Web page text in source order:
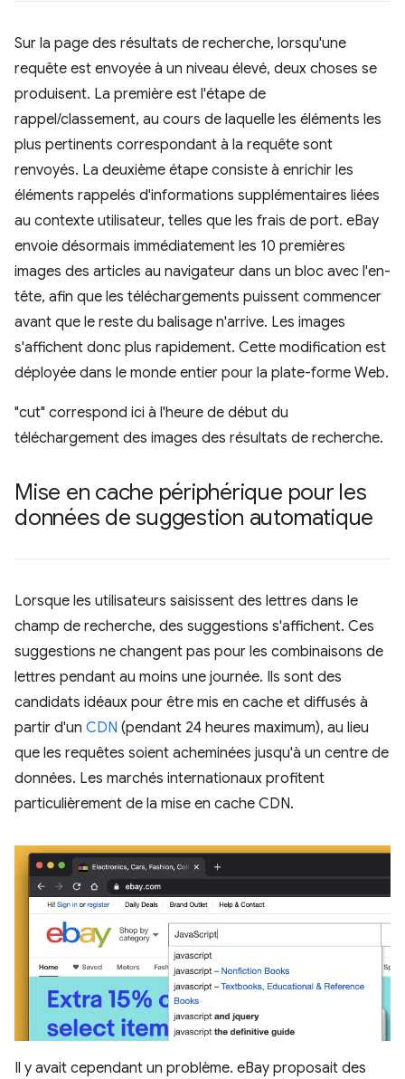
Sur la page des résultats de recherche, lorsqu'une
requête est envoyée à un niveau élevé, deux choses se
produisent. La première est l'étape de
rappel/classement, au cours de laquelle les éléments les
plus pertinents correspondant à la requête sont
renvoyés. La deuxième étape consiste à enrichir les
éléments rappelés d'informations supplémentaires liées
au contexte utilisateur, telles que les frais de port. eBay
envoie désormais immédiatement les 10 premières
images des articles au navigateur dans un bloc avec l'en-
tête, afin que les téléchargements puissent commencer
avant que le reste du balisage n'arrive. Les images
s'affichent donc plus rapidement. Cette modification est
déployée dans le monde entier pour la plate-forme Web.
"cut" correspond ici à l'heure de début du
téléchargement des images des résultats de recherche.
Mise en cache périphérique pour les
données de suggestion automatique
Lorsque les utilisateurs saisissent des lettres dans le
champ de recherche, des suggestions s'affichent. Ces
suggestions ne changent pas pour les combinaisons de
lettres pendant au moins une journée. Ils sont des
candidats idéaux pour être mis en cache et diffusés à
partir d'un CDN (pendant 24 heures maximum), au lieu
que les requêtes soient acheminées jusqu'à un centre de
données. Les marchés internationaux profitent
particulièrement de la mise en cache CDN.
Il y avait cependant un problème. eBay proposait des